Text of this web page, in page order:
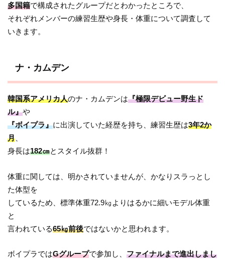
多国籍で構成されたグループだとわかったところで、
それぞれメンバーの練習生歴や身長・体重について調査して
いきます。
ナ・カムデン
韓国系アメリカ人のナ・カムデンは『極限デビュー野生ド
ル』や
『ボイプラ』に出演していた経歴を持ち、練習生歴は3年2か
月
身長は182㎝とスタイル抜群！
体重に関しては、明かされていませんが、かなりスラっとし
た体型を
しているため、標準体重72.9㎏よりはるかに細いモデル体重
と
言われている65㎏前後ではないかと思われます。
ボイプラではGグループで参加し、ファイナルまで進出しまし